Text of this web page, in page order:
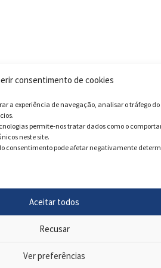
consentimento de cookies
a experiência de navegação, analisar o tráfego do
permite-nos tratar dados como o
neste site.
consentimento pode afetar negativamente
Aceitar todos
Recusar
Ver preferências